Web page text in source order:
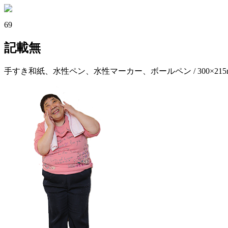
69
記載無
手すき和紙、水性ペン、水性マーカー、ボールペン /